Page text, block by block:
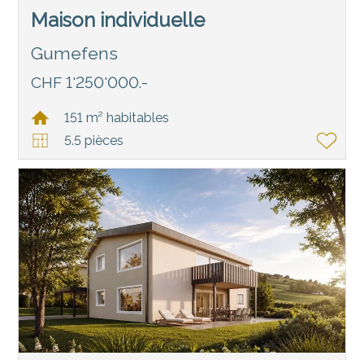
Maison individuelle
Gumefens
CHF 1'250'000.-
151 m² habitables
5.5 pièces